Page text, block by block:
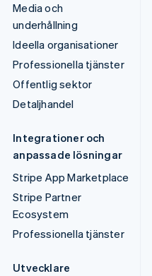
Media och
underhållning
Ideella organisationer
Professionella tjänster
Offentlig sektor
Detaljhandel
Integrationer och
anpassade lösningar
Stripe App Marketplace
Stripe Partner
Ecosystem
Professionella tjänster
Utvecklare